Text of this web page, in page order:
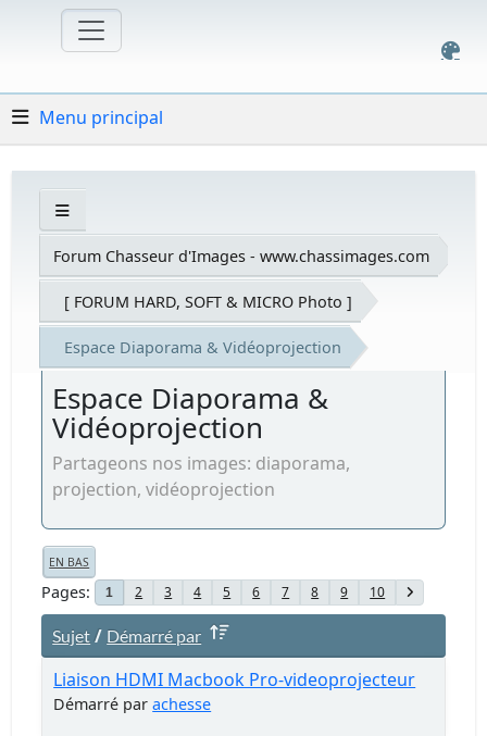
Menu principal
Forum Chasseur d'Images - www.chassimages.com
[ FORUM HARD, SOFT & MICRO Photo ]
Espace Diaporama & Vidéoprojection
Espace Diaporama &
Vidéoprojection
Partageons nos images: diaporama,
projection, vidéoprojection
EN BAS
Pages 1 2 3 4 5 6 7 8 9 10
Sujet / Démarré par
Liaison HDMI Macbook Pro-videoprojecteur
Démarré parachesse